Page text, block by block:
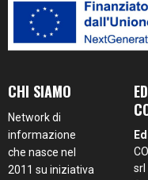
CHI SIAMO
Network di
informazione
che nasce nel
2011 su iniziativa
srl